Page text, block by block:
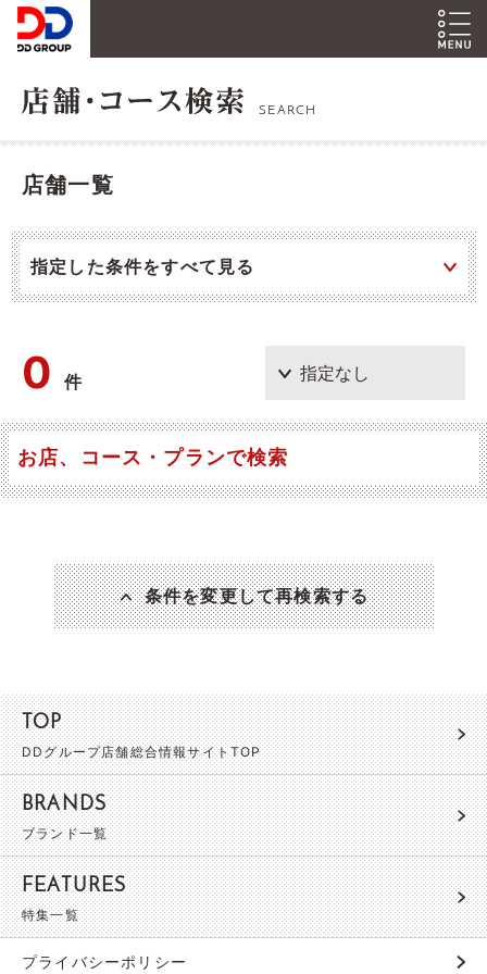
SEARCH
店舗一覧
指定した条件をすべて見る
0件
お店、コース・プランで検索
条件を変更して再検索する
TOP
DDグループ店舗総合情報サイトTOP
BRANDS
ブランド一覧
FEATURES
特集一覧
プライバシーポリシー